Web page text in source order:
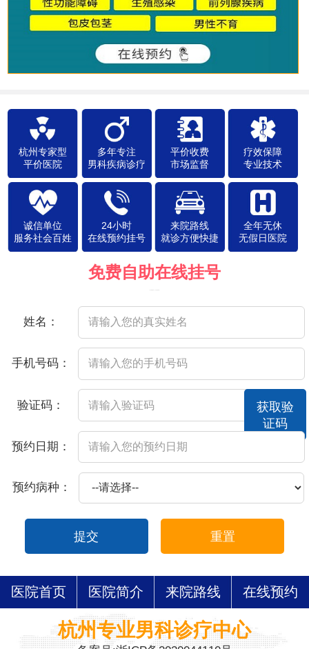
杭州专家型
平价医院
多年专注
男科疾病诊疗
平价收费
市场监督
疗效保障
专业技术
诚信单位
服务社会百姓
24小时
在线预约挂号
来院路线
就诊方便快捷
全年无休
无假日医院
免费自助在线挂号
姓名：
手机号码：
验证码：
获取验
证码
预约日期：
预约病种：
提交 重置
医院首页 医院简介 来院路线 在线预约
杭州专业男科诊疗中心